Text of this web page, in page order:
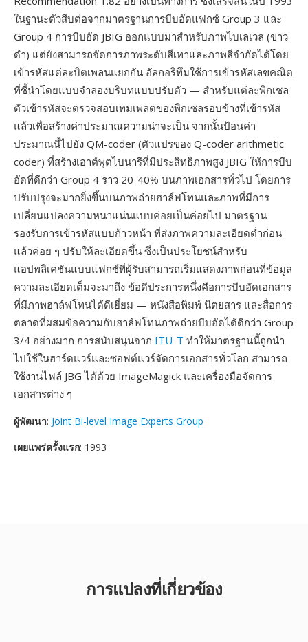
ในฐานะตัวสืบต่อจากมาตรฐานการบีบอัดแฟกซ์ Group 3 และ
Group 4 การบีบอัด JBIG ออกแบบมาสำหรับภาพไบเลเวล (ขาว
ดำ) แต่ยังสามารถจัดการภาพระดับสีเทาและภาพสีจำกัดได้โดย
เข้ารหัสแต่ละบิตเพลนแยกกัน อัลกอริทึมใช้การเข้ารหัสเลขคณิต
ที่ชี้นำโดยแบบจำลองบริบทแบบปรับตัว — สำหรับแต่ละพิกเซล
ตัวเข้ารหัสจะตรวจสอบเทมเพลตของพิกเซลรอบข้างที่เข้ารหัส
แล้วเพื่อสร้างค่าประมาณความน่าจะเป็น จากนั้นป้อนค่า
ประมาณนี้ไปยัง QM-coder (ตัวแปรของ Q-coder arithmetic
coder) ที่สร้างเอาต์พุตไบนารีที่มีประสิทธิภาพสูง JBIG ให้การบีบ
อัดที่ดีกว่า Group 4 ราว 20-40% บนภาพเอกสารทั่วไป โดยการ
ปรับปรุงจะมากยิ่งขึ้นบนภาพถ่ายฮาล์ฟโทนและภาพที่มีการ
เปลี่ยนแปลงความหนาแน่นแบบค่อยเป็นค่อยไป มาตรฐาน
รองรับการเข้ารหัสแบบก้าวหน้า ที่ส่งภาพความละเอียดต่ำก่อน
แล้วค่อย ๆ ปรับให้ละเอียดขึ้น ซึ่งเป็นประโยชน์สำหรับ
แอปพลิเคชันแบบแฟกซ์ที่ผู้รับสามารถเริ่มแสดงภาพก่อนที่ข้อมูล
ความละเอียดเต็มจะมาถึง ข้อดีประการหนึ่งคือการบีบอัดเอกสาร
ที่มีภาพฮาล์ฟโทนได้ดีเยี่ยม — หนังสือพิมพ์ นิตยสาร และสื่อการ
ตลาดที่ผสมข้อความกับฮาล์ฟโทนภาพถ่ายบีบอัดได้ดีกว่า Group
3/4 อย่างมาก การสนับสนุนจาก ITU-T ทำให้มาตรฐานนี้ถูกนำ
ไปใช้ในฮาร์ดแวร์และซอฟต์แวร์จัดการเอกสารทั่วโลก สามารถ
ใช้งานไฟล์ JBG ได้ด้วย ImageMagick และเครื่องมือจัดการ
เอกสารต่าง ๆ
ผู้พัฒนา: Joint Bi-level Image Experts Group
เผยแพร่ครั้งแรก: 1993
การแปลงที่เกี่ยวข้อง